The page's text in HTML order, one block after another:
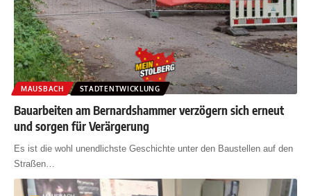
MAUSBACH STADTENTWICKLUNG
Bauarbeiten am Bernardshammer verzögern sich erneut
und sorgen für Verärgerung
Es ist die wohl unendlichste Geschichte unter den Baustellen auf den
Straßen…